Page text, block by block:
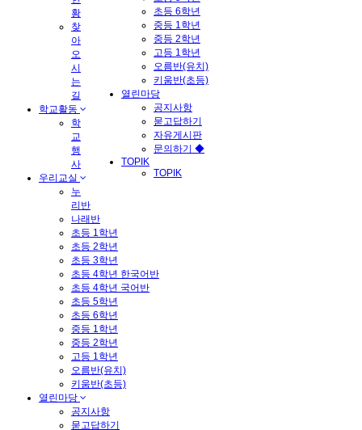
초등 6학년
중등 1학년
중등 2학년
고등 1학년
오름반(유치)
키움반(초등)
열린마당
공지사항
묻고답하기
자유게시판
문의하기 ◆
TOPIK
TOPIK
황
찾
아
오
시
는
길
학교활동
학
교
행
사
우리교실
누
리반
나래반
초등 1학년
초등 2학년
초등 3학년
초등 4학년 한국어반
초등 4학년 국어반
초등 5학년
초등 6학년
중등 1학년
중등 2학년
고등 1학년
오름반(유치)
키움반(초등)
열린마당
공지사항
묻고답하기